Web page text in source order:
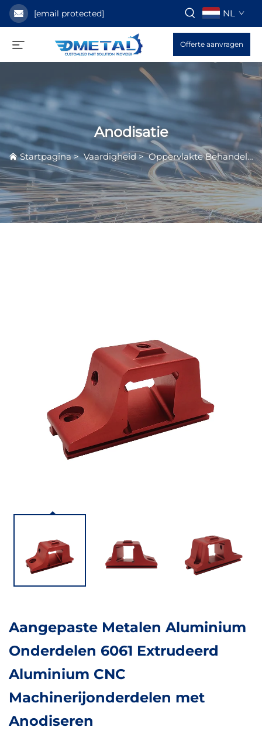
[email protected] NL
Offerte aanvragen
Anodisatie
Startpagina>Vaardigheid>Oppervlakte Behandelingsservice
Aangepaste Metalen Aluminium
Onderdelen 6061 Extrudeerd
Aluminium CNC
Machinerijonderdelen met
Anodiseren